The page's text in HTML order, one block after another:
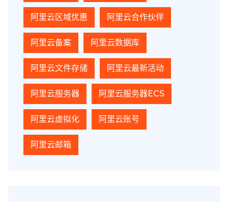
阿里云区域优惠 阿里云合作伙伴
阿里云备案 阿里云数据库
阿里云文件存储 阿里云最新活动
阿里云服务器 阿里云服务器ECS
阿里云虚拟化 阿里云账号
阿里云邮箱